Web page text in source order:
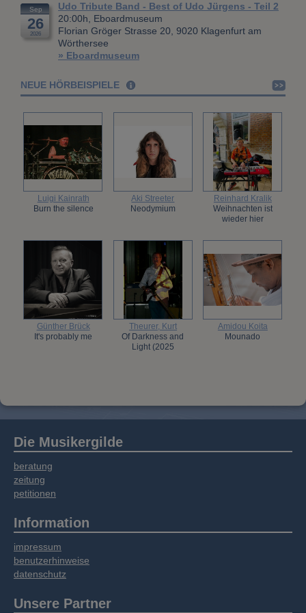
Sep
26
2026
Udo Tribute Band - Best of Udo Jürgens - Teil 2
20:00h, Eboardmuseum
Florian Gröger Strasse 20, 9020 Klagenfurt am
Wörthersee
» Eboardmuseum
NEUE HÖRBEISPIELE
Luigi Kainrath
Burn the silence
Aki Streeter
Neodymium
Reinhard Kralik
Weihnachten ist
wieder hier
Günther Brück
It's probably me
Theurer, Kurt
Of Darkness and
Light (2025
Amidou Koita
Mounado
Die Musikergilde
beratung
zeitung
petitionen
Information
impressum
benutzerhinweise
datenschutz
Unsere Partner